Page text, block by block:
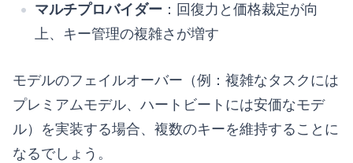
マルチプロバイダー ：回復力と価格裁定が向
上、キー管理の複雑さが増す
モデルのフェイルオーバー（例：複雑なタスクには
プレミアムモデル、ハートビートには安価なモデ
ル）を実装する場合、複数のキーを維持することに
なるでしょう。